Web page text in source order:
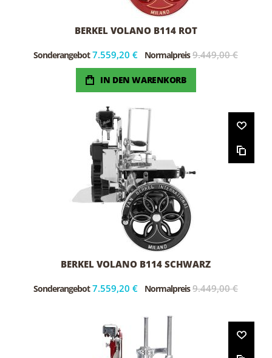
BERKEL VOLANO B114 ROT
Sonderangebot 7.559,20 € Normalpreis 9.449,00 €
IN DEN WARENKORB
BERKEL VOLANO B114 SCHWARZ
Sonderangebot 7.559,20 € Normalpreis 9.449,00 €